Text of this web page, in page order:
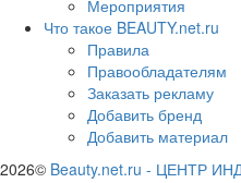
Мероприятия
Что такое BEAUTY.net.ru
Правила
Правообладателям
Заказать рекламу
Добавить бренд
Добавить материал
2026© Beauty.net.ru - ЦЕНТР